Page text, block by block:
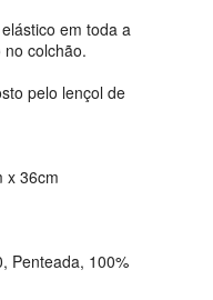
em toda a
colchão.
pelo lençol de
x 36cm
Penteada, 100%